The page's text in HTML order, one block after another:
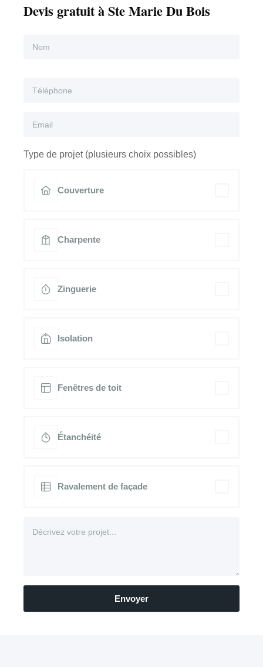
Devis gratuit à Ste Marie Du Bois
Type de projet (plusieurs choix possibles)
Couverture
Charpente
Zinguerie
Isolation
Fenêtres de toit
Étanchéité
Ravalement de façade
Envoyer